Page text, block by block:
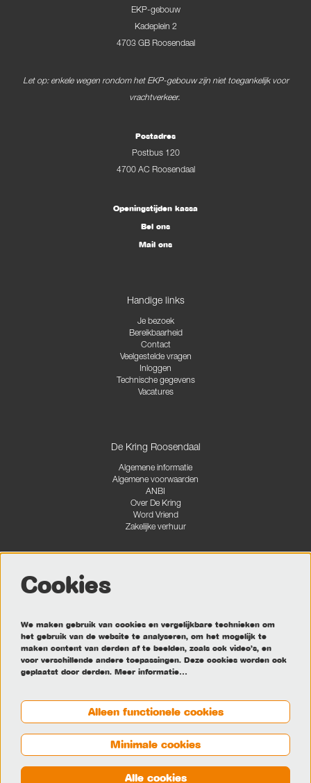
EKP-gebouw
Kadeplein 2
4703 GB Roosendaal
Let op: enkele wegen rondom het EKP-gebouw zijn niet toegankelijk voor
vrachtverkeer.
Postadres
Postbus 120
4700 AC Roosendaal
Openingstijden kassa
Bel ons
Mail ons
Handige links
Je bezoek
Bereikbaarheid
Contact
Veelgestelde vragen
Inloggen
Technische gegevens
Vacatures
De Kring Roosendaal
Algemene informatie
Algemene voorwaarden
ANBI
Over De Kring
Word Vriend
Zakelijke verhuur
Meld je aan voor de nieuwsbrief
Aanmelden
Cookies
We maken gebruik van cookies en vergelijkbare technieken om
het gebruik van de website te analyseren, om het mogelijk te
maken content van derden af te beelden, zoals ook video’s, en
voor verschillende andere toepassingen. Deze cookies worden ook
geplaatst door derden. Meer informatie…
Alleen functionele cookies
Minimale cookies
Alle cookies